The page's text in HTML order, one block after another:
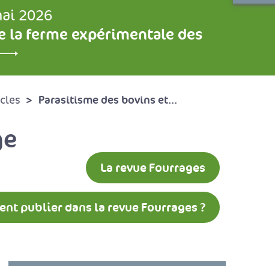
2026
la ferme expérimentale des
Parasitisme des bovins et...
La revue Fourrages
publier dans la revue Fourrages ?